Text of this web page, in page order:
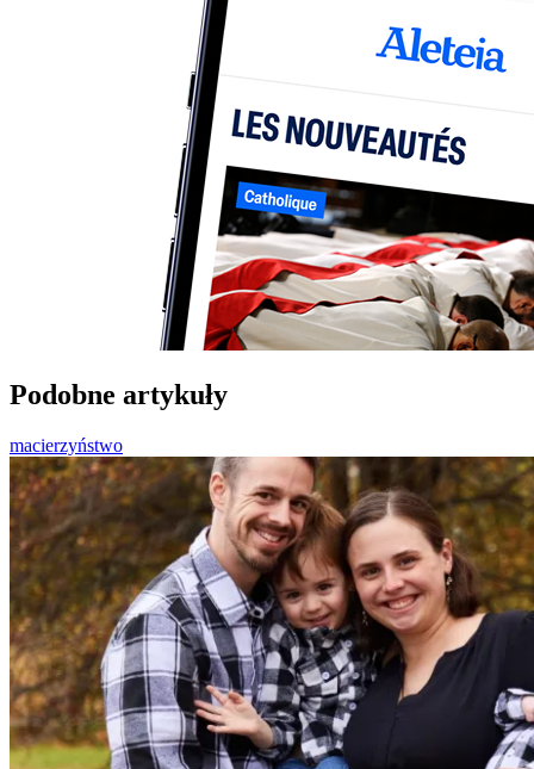
Podobne artykuły
macierzyństwo